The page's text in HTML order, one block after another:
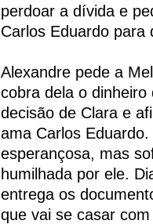
perdoar a dívida e
Carlos Eduardo para
Alexandre pede a
cobra dela o
decisão de Clara e
ama Carlos
esperançosa, mas
humilhada por ele.
entrega os
que vai se casar